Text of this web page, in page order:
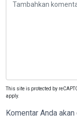
This site is protected by
apply.
Komentar Anda